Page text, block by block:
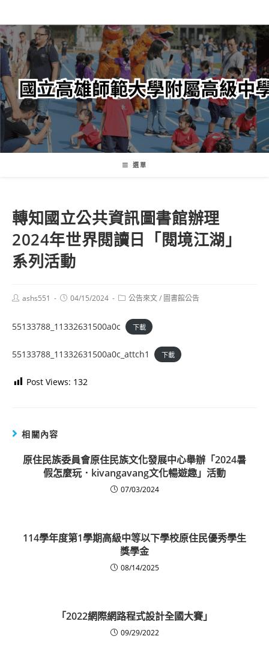
轉
至
主
內
容
選單
轉知國立公共資訊圖書館辦理
2024年世界閱讀日「閱境江湖」
系列活動
Postashs551
Post04/15/2024
Post公告來文/ 圖書館公告
55133788_11332631500a0c 下載
55133788_11332631500a0c_attch1 下載
Post Views: 132
相關內容
原住民族委員會原住民族文化發展中心舉辦「2024暑
假怎麼玩．kivangavang文化暢遊趣」活動
07/03/2024
114學年度第1學期高級中等以下學校原住民優秀學生
獎學金
08/14/2025
「2022網際網路程式設計全國大賽」
09/29/2022